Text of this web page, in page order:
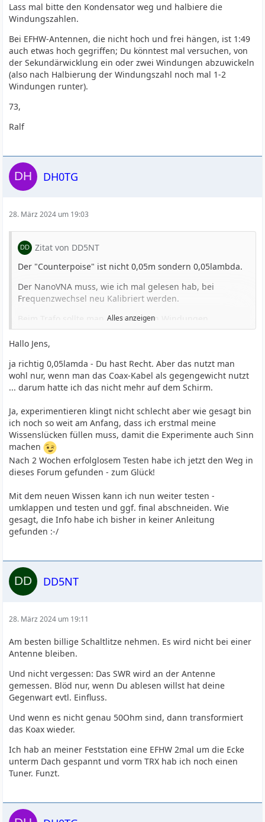
Lass mal bitte den Kondensator weg und halbiere die
Windungszahlen.
Bei EFHW-Antennen, die nicht hoch und frei hängen, ist 1:49
auch etwas hoch gegriffen; Du könntest mal versuchen, von
der Sekundärwicklung ein oder zwei Windungen abzuwickeln
(also nach Halbierung der Windungszahl noch mal 1-2
Windungen runter).
73,
Ralf
DH0TG
28. März 2024 um 19:03
Zitat von DD5NT
Der "Counterpoise" ist nicht 0,05m sondern 0,05lambda.
Der NanoVNA muss, wie ich mal gelesen hab, bei
Frequenzwechsel neu Kalibriert werden.
Beim Trafo sollte man auch mit den Windungen
experimentieren. 1:64, 1:49, oder 2 primärwindungen
oder 3.
Bei mir hat das mit dem Umklappen, ich hab das Ende
mit Kabelbindern direkt am Antennendraht fixiert. War
Suboptimal, denn es machte einen unterschied, ob ich
noch abgeschnitten hab.
Nicht aufgeben und testen. Und versuchen zu verstehen
wie sowas funktioniert.
Meine zuletzt gebaute hatte super SWR, aber nachdem
ich die dann in einem Park über die Äste gespannt hatte,
Alles anzeigen
Hallo Jens,
ja richtig 0,05lamda - Du hast Recht. Aber das nutzt man
wohl nur, wenn man das Coax-Kabel als gegengewicht nutzt
... darum hatte ich das nicht mehr auf dem Schirm.
Ja, experimentieren klingt nicht schlecht aber wie gesagt bin
ich noch so weit am Anfang, dass ich erstmal meine
Wissenslücken füllen muss, damit die Experimente auch Sinn
machen
Nach 2 Wochen erfolglosem Testen habe ich jetzt den Weg in
dieses Forum gefunden - zum Glück!
Mit dem neuen Wissen kann ich nun weiter testen -
umklappen und testen und ggf. final abschneiden. Wie
gesagt, die Info habe ich bisher in keiner Anleitung
gefunden :-/
DD5NT
28. März 2024 um 19:11
Am besten billige Schaltlitze nehmen. Es wird nicht bei einer
Antenne bleiben.
Und nicht vergessen: Das SWR wird an der Antenne
gemessen. Blöd nur, wenn Du ablesen willst hat deine
Gegenwart evtl. Einfluss.
Und wenn es nicht genau 50Ohm sind, dann transformiert
das Koax wieder.
Ich hab an meiner Feststation eine EFHW 2mal um die Ecke
unterm Dach gespannt und vorm TRX hab ich noch einen
Tuner. Funzt.